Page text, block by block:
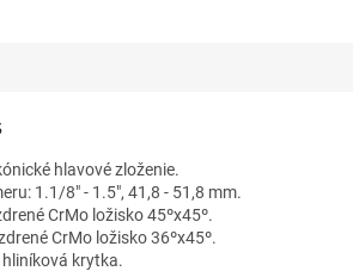
hlavové zloženie.
1.1/8" - 1.5", 41,8 - 51,8 mm.
CrMo ložisko 45ºx45º.
CrMo ložisko 36ºx45º.
krytka.